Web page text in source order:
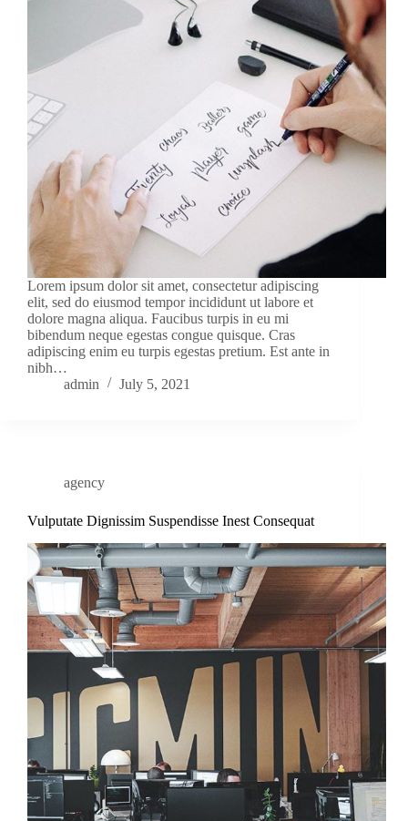
Lorem ipsum dolor sit amet, consectetur adipiscing
elit, sed do eiusmod tempor incididunt ut labore et
dolore magna aliqua. Faucibus turpis in eu mi
bibendum neque egestas congue quisque. Cras
adipiscing enim eu turpis egestas pretium. Est ante in
nibh…
admin
July 5, 2021
agency
Vulputate Dignissim Suspendisse Inest Consequat